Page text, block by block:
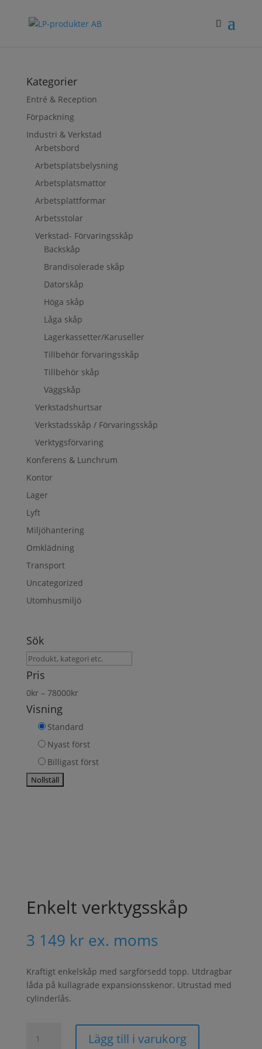
Kategorier
Entré & Reception
Förpackning
Industri & Verkstad
Arbetsbord
Arbetsplatsbelysning
Arbetsplatsmattor
Arbetsplattformar
Arbetsstolar
Verkstad- Förvaringsskåp
Backskåp
Brandisolerade skåp
Datorskåp
Höga skåp
Låga skåp
Lagerkassetter/Karuseller
Tillbehör förvaringsskåp
Tillbehör skåp
Väggskåp
Verkstadshurtsar
Verkstadsskåp / Förvaringsskåp
Verktygsförvaring
Konferens & Lunchrum
Kontor
Lager
Lyft
Miljöhantering
Omklädning
Transport
Uncategorized
Utomhusmiljö
Sök
Sök
produkt
Pris
0kr– 78000kr
Visning
Standard
Nyast först
Billigast först
Enkelt verktygsskåp
3 149 kr ex. moms
Kraftigt enkelskåp med sargförsedd topp. Utdragbar
låda på kullagrade expansionsskenor. Utrustad med
cylinderlås.
verktygsskåp
Lägg till i varukorg